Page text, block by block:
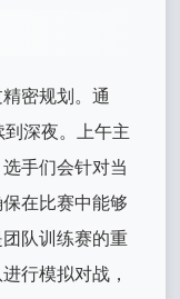
密规划。通
深夜。上午主
手们会针对当
在比赛中能够
队训练赛的重
行模拟对战，